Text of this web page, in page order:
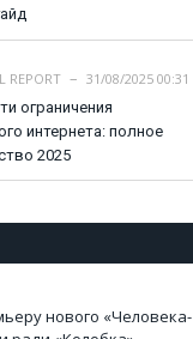
REPORT
31/08/2025 00:31
ограничения
интернета: полное
2025
нового «Человека-